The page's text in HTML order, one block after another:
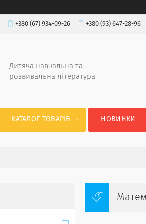
+380 (67) 934-09-26 +380 (93) 647-28-96
Дитяча навчальна та
розвивальна література
КАТАЛОГ ТОВАРІВ НОВИНКИ